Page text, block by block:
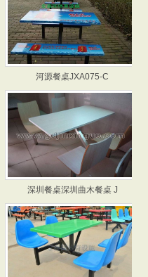
河源餐桌JXA075-C
深圳餐桌深圳曲木餐桌 J